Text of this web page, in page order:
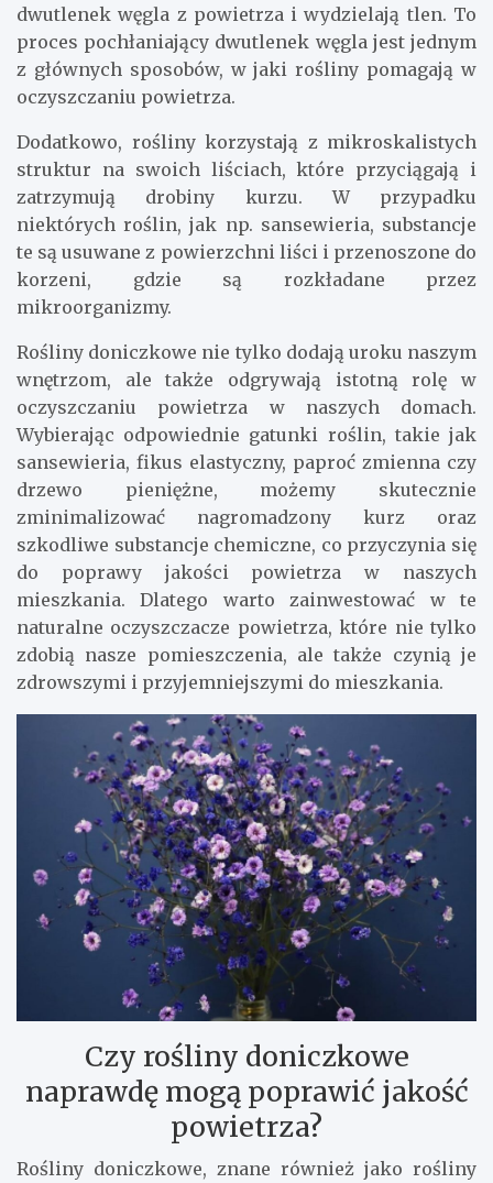
dwutlenek węgla z powietrza i wydzielają tlen. To
proces pochłaniający dwutlenek węgla jest jednym
z głównych sposobów, w jaki rośliny pomagają w
oczyszczaniu powietrza.
Dodatkowo, rośliny korzystają z mikroskalistych
struktur na swoich liściach, które przyciągają i
zatrzymują drobiny kurzu. W przypadku
niektórych roślin, jak np. sansewieria, substancje
te są usuwane z powierzchni liści i przenoszone do
korzeni, gdzie są rozkładane przez
mikroorganizmy.
Rośliny doniczkowe nie tylko dodają uroku naszym
wnętrzom, ale także odgrywają istotną rolę w
oczyszczaniu powietrza w naszych domach.
Wybierając odpowiednie gatunki roślin, takie jak
sansewieria, fikus elastyczny, paproć zmienna czy
drzewo pieniężne, możemy skutecznie
zminimalizować nagromadzony kurz oraz
szkodliwe substancje chemiczne, co przyczynia się
do poprawy jakości powietrza w naszych
mieszkania. Dlatego warto zainwestować w te
naturalne oczyszczacze powietrza, które nie tylko
zdobią nasze pomieszczenia, ale także czynią je
zdrowszymi i przyjemniejszymi do mieszkania.
Czy rośliny doniczkowe
naprawdę mogą poprawić jakość
powietrza?
Rośliny doniczkowe, znane również jako rośliny